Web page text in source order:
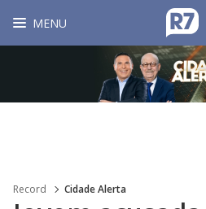
MENU
Record Cidade Alerta